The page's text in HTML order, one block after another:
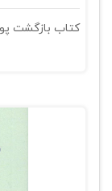
کتاب بازگشت